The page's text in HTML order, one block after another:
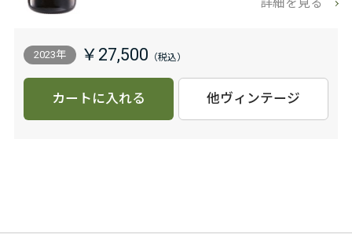
2023年 ￥27,500
カートに入れる 他ヴィンテージ